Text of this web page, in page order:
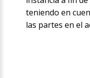
teniendo en
las partes en el